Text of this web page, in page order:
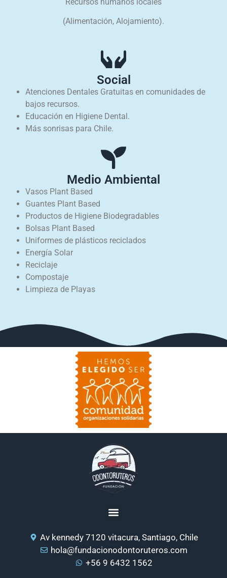
(Alimentación, Alojamiento).
Social
Atenciones Dentales Gratuitas en comunidades de
bajos recursos.
Educación en Higiene Dental.
Más sonrisas para Chile.
Medio Ambiental
Vasos Plant Based
Guantes Plant Based
Productos de Higiene Biodegradables
Bolsas Plant Based
Uniformes de plásticos reciclados
Energía Solar
Reciclaje
Compostaje
Limpieza de Playas
Av kennedy 7120 vitacura, Santiago, Chile
hola@fundacionodontoruteros.com
+56 9 6432 1562